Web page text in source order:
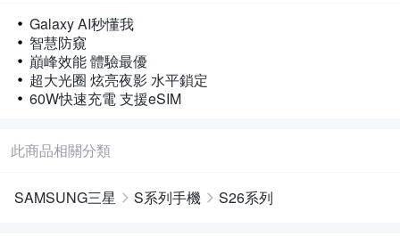
Galaxy AI秒懂我
智慧防窺
巔峰效能 體驗最優
超大光圈 炫亮夜影 水平鎖定
60W快速充電 支援eSIM
此商品相關分類
SAMSUNG三星 S系列手機 S26系列